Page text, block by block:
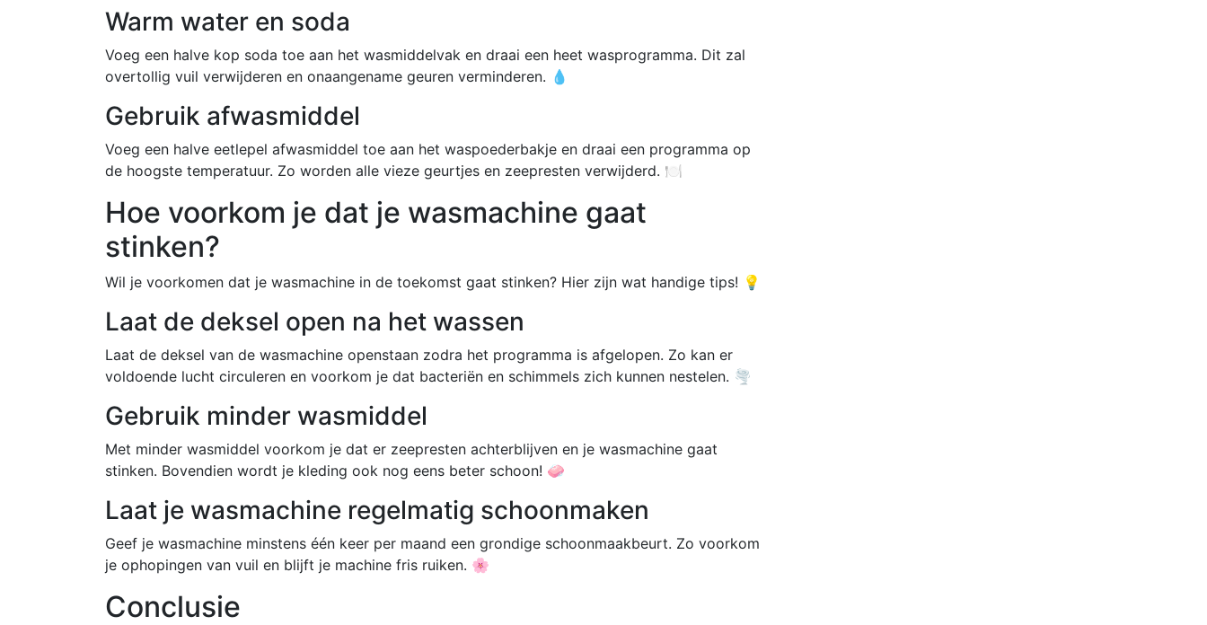
Warm water en soda
Voeg een halve kop soda toe aan het wasmiddelvak en draai een heet wasprogramma. Dit zal
overtollig vuil verwijderen en onaangename geuren verminderen. 💧
Gebruik afwasmiddel
Voeg een halve eetlepel afwasmiddel toe aan het waspoederbakje en draai een programma op
de hoogste temperatuur. Zo worden alle vieze geurtjes en zeepresten verwijderd. 🍽️
Hoe voorkom je dat je wasmachine gaat
stinken?
Wil je voorkomen dat je wasmachine in de toekomst gaat stinken? Hier zijn wat handige tips! 💡
Laat de deksel open na het wassen
Laat de deksel van de wasmachine openstaan zodra het programma is afgelopen. Zo kan er
voldoende lucht circuleren en voorkom je dat bacteriën en schimmels zich kunnen nestelen. 🌪️
Gebruik minder wasmiddel
Met minder wasmiddel voorkom je dat er zeepresten achterblijven en je wasmachine gaat
stinken. Bovendien wordt je kleding ook nog eens beter schoon! 🧼
Laat je wasmachine regelmatig schoonmaken
Geef je wasmachine minstens één keer per maand een grondige schoonmaakbeurt. Zo voorkom
je ophopingen van vuil en blijft je machine fris ruiken. 🌸
Conclusie